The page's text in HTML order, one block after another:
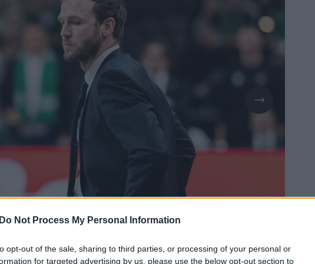
Not Process My Personal Information
opt-out of the sale, sharing to third parties, or processing of your personal or
for targeted advertising by us, please use the below opt-out section to
Daugiau nuotraukų (1)